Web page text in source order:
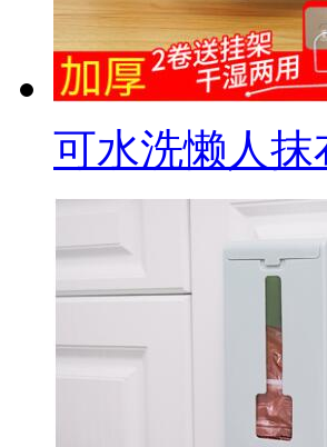
可水洗懒人抹